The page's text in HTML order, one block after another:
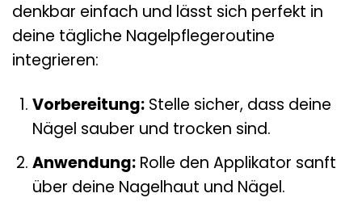
denkbar einfach und lässt sich perfekt in
deine tägliche Nagelpflegeroutine
integrieren:
Vorbereitung:Stelle sicher, dass deine
Nägel sauber und trocken sind.
Anwendung:Rolle den Applikator sanft
über deine Nagelhaut und Nägel.